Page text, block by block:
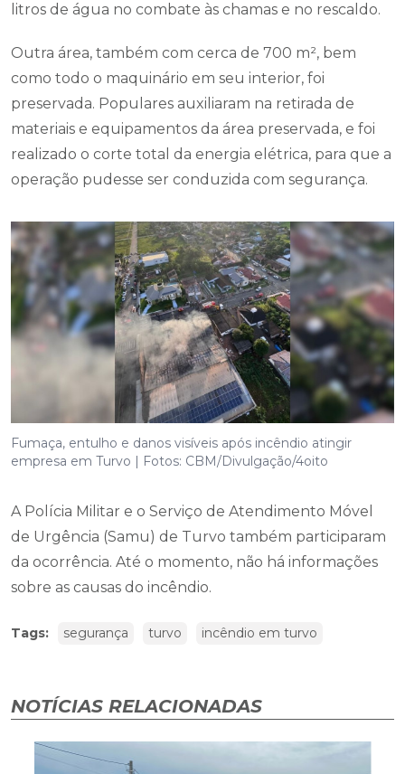
litros de água no combate às chamas e no rescaldo.
Outra área, também com cerca de 700 m², bem
como todo o maquinário em seu interior, foi
preservada. Populares auxiliaram na retirada de
materiais e equipamentos da área preservada, e foi
realizado o corte total da energia elétrica, para que a
operação pudesse ser conduzida com segurança.
Fumaça, entulho e danos visíveis após incêndio atingir
empresa em Turvo | Fotos: CBM/Divulgação/4oito
A Polícia Militar e o Serviço de Atendimento Móvel
de Urgência (Samu) de Turvo também participaram
da ocorrência. Até o momento, não há informações
sobre as causas do incêndio.
Tags: segurança turvo incêndio em turvo
NOTÍCIAS RELACIONADAS